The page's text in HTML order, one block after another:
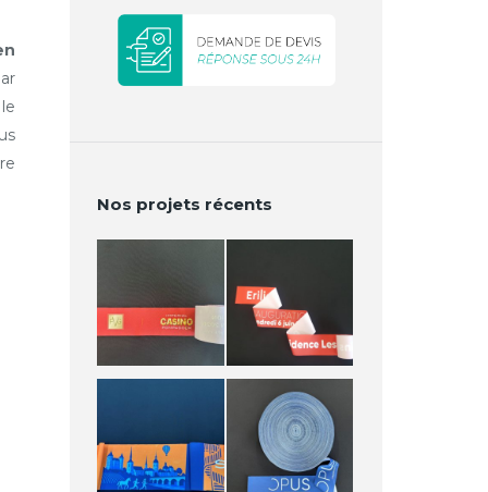
Nos projets récents